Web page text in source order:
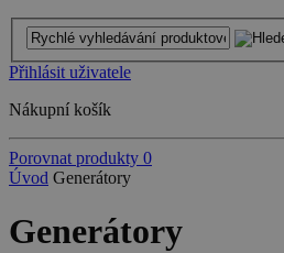
Přihlásit uživatele
Nákupní košík
Porovnat produkty 0
Úvod Generátory
Generátory